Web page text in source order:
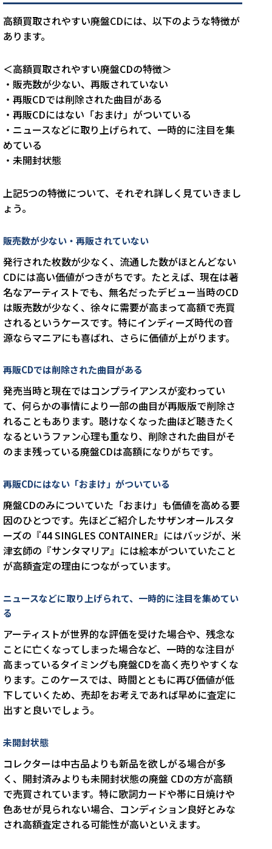
高額買取されやすい廃盤CDには、以下のような特徴が
あります。
＜高額買取されやすい廃盤CDの特徴＞
・販売数が少ない、再販されていない
・再販CDでは削除された曲目がある
・再販CDにはない「おまけ」がついている
・ニュースなどに取り上げられて、一時的に注目を集
めている
・未開封状態
上記5つの特徴について、それぞれ詳しく見ていきまし
ょう。
販売数が少ない・再販されていない
発行された枚数が少なく、流通した数がほとんどない
CDには高い価値がつきがちです。たとえば、現在は著
名なアーティストでも、無名だったデビュー当時のCD
は販売数が少なく、徐々に需要が高まって高額で売買
されるというケースです。特にインディーズ時代の音
源ならマニアにも喜ばれ、さらに価値が上がります。
再販CDでは削除された曲目がある
発売当時と現在ではコンプライアンスが変わってい
て、何らかの事情により一部の曲目が再販版で削除さ
れることもあります。聴けなくなった曲ほど聴きたく
なるというファン心理も重なり、削除された曲目がそ
のまま残っている廃盤CDは高額になりがちです。
再販CDにはない「おまけ」がついている
廃盤CDのみについていた「おまけ」も価値を高める要
因のひとつです。先ほどご紹介したサザンオールスタ
ーズの『44 SINGLES CONTAINER』にはバッジが、米
津玄師の『サンタマリア』には絵本がついていたこと
が高額査定の理由につながっています。
ニュースなどに取り上げられて、一時的に注目を集めてい
る
アーティストが世界的な評価を受けた場合や、残念な
ことに亡くなってしまった場合など、一時的な注目が
高まっているタイミングも廃盤CDを高く売りやすくな
ります。このケースでは、時間とともに再び価値が低
下していくため、売却をお考えであれば早めに査定に
出すと良いでしょう。
未開封状態
コレクターは中古品よりも新品を欲しがる場合が多
く、開封済みよりも未開封状態の廃盤 CDの方が高額
で売買されています。特に歌詞カードや帯に日焼けや
色あせが見られない場合、コンディション良好とみな
され高額査定される可能性が高いといえます。